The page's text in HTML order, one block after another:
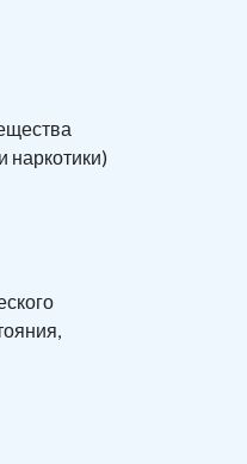
наркотики)